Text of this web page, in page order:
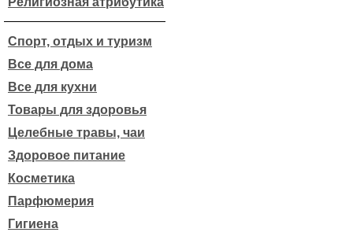
Спорт, отдых и туризм
Все для дома
Все для кухни
Товары для здоровья
Целебные травы, чаи
Здоровое питание
Косметика
Парфюмерия
Гигиена